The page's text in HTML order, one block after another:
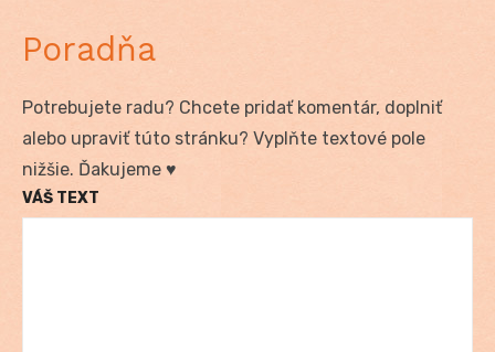
Poradňa
Potrebujete radu? Chcete pridať komentár, doplniť
alebo upraviť túto stránku? Vyplňte textové pole
nižšie. Ďakujeme ♥
VÁŠ TEXT